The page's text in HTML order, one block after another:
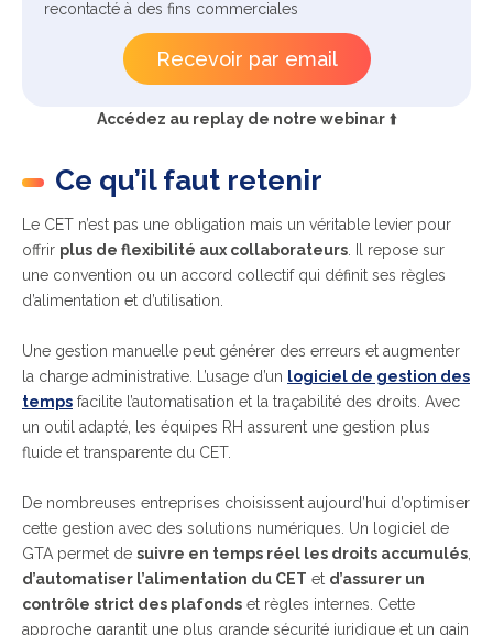
recontacté à des fins commerciales
Accédez au replay de notre webinar ⬆️
Ce qu’il faut retenir
Le CET n’est pas une obligation mais un véritable levier pour
offrir plus de flexibilité aux collaborateurs . Il repose sur
une convention ou un accord collectif qui définit ses règles
d’alimentation et d’utilisation.
Une gestion manuelle peut générer des erreurs et augmenter
la charge administrative. L’usage d’un logiciel de gestion des
temps facilite l’automatisation et la traçabilité des droits. Avec
un outil adapté, les équipes RH assurent une gestion plus
fluide et transparente du CET.
De nombreuses entreprises choisissent aujourd’hui d’optimiser
cette gestion avec des solutions numériques. Un logiciel de
GTA permet de suivre en temps réel les droits accumulés
d’automatiser l’alimentation du CET et d’assurer un
contrôle strict des plafonds et règles internes. Cette
approche garantit une plus grande sécurité juridique et un gain